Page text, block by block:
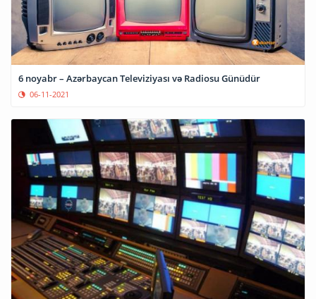
6 noyabr – Azərbaycan Televiziyası və Radiosu Günüdür
06-11-2021